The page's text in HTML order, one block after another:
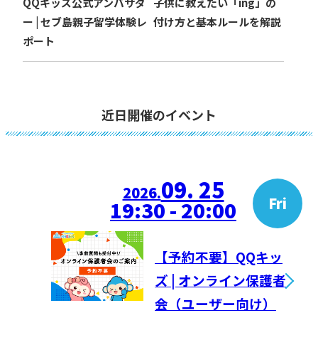
ー | セブ島親子留学体験レ
ポート
付け方と基本ルールを解説
近日開催のイベント
2026.09. 25 Fri
19:30 - 20:00
【予約不要】QQキッ
ズ | オンライン保護者
会（ユーザー向け）